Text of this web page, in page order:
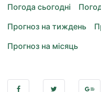
Погода сьогодні
Прогноз на тиждень
Прогноз на місяць